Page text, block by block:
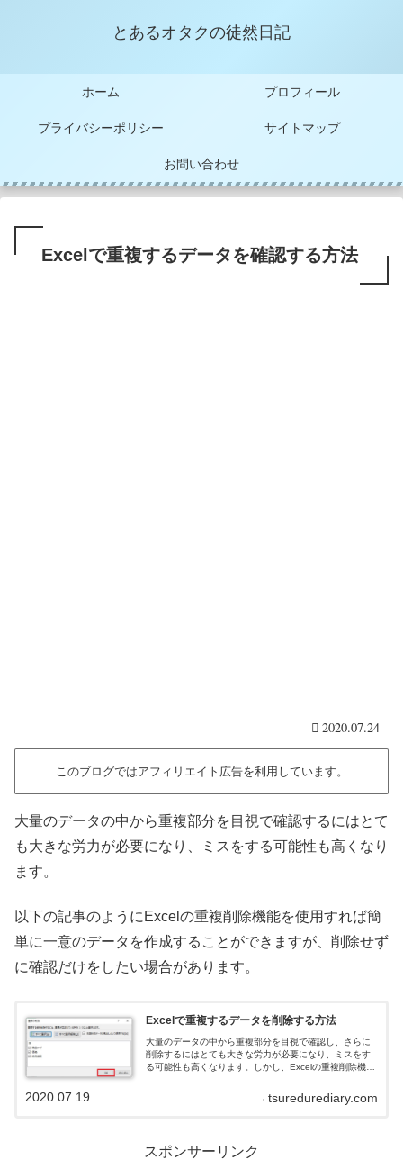
とあるオタクの徒然日記
ホーム プロフィール
プライバシーポリシー サイトマップ
お問い合わせ
Excelで重複するデータを確認する方法
2020.07.24
このブログではアフィリエイト広告を利用しています。
大量のデータの中から重複部分を目視で確認するにはとて
も大きな労力が必要になり、ミスをする可能性も高くなり
ます。
以下の記事のようにExcelの重複削除機能を使用すれば簡
単に一意のデータを作成することができますが、削除せず
に確認だけをしたい場合があります。
Excelで重複するデータを削除する方法
大量のデータの中から重複部分を目視で確認し、さらに
削除するにはとても大きな労力が必要になり、ミスをす
る可能性も高くなります。しかし、Excelの重複削除機能
tsuredurediary.com
2020.07.19
スポンサーリンク